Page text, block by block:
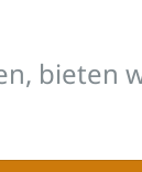
bieten